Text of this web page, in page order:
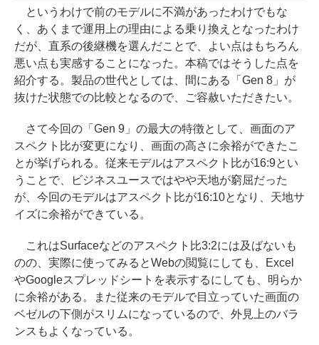
というわけで前のモデルに不満があったわけでもな
く、あくまで運用上の理由による乗り換えとなったわけ
だが、直系の後継機を選んだことで、よい点はもちろん
悪い点も実感することになった。本稿ではそうした点を
紹介する。製品の世代としては、間にある「Gen 8」が
抜けた状態での比較となるので、ご容赦いただきたい。
さて今回の「Gen 9」の最大の特徴として、画面のア
スペクト比が変更になり、画面の高さに余裕ができたこ
とが挙げられる。従来モデルはアスペクト比が16:9とい
うことで、ビジネスユースではやや天地が窮屈だった
が、今回のモデルはアスペクト比が16:10となり、天地サ
イズに余裕ができている。
これはSurfaceなどのアスペクト比3:2には及ばないも
のの、実際に使ってみるとWebの閲覧にしても、Excel
やGoogleスプレッドシートを表示するにしても、明らか
に余裕がある。また従来のモデルで目立っていた画面の
ベゼルの下側がスリムになっているので、外見上のバラ
ンスもよくなっている。